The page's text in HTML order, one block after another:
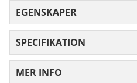
EGENSKAPER
SPECIFIKATION
MER INFO